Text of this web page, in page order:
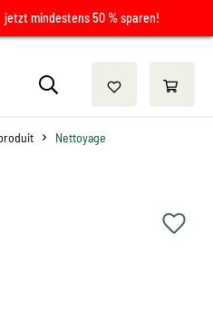
jetzt mindestens 50 % sparen!
Nettoyage